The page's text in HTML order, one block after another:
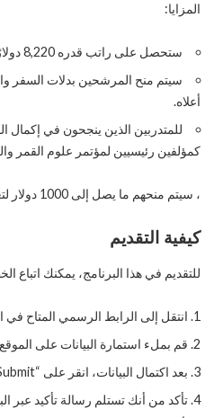
المزايا:
ستحصل على راتب قدره 8,220 دولارًا خلال فترة البرنامج.
سيتم منح المرشحين بدلات السفر
أعلاه.
للمتدربين الذين ينجحون في إكمال
كمؤلفين رئيسيين لمؤتمر علوم القمر
، سيتم منحهم ما يصل إلى 1000 دولار لتغطية نفقات السفر.
كيفية التقديم
للتقديم في هذا البرنامج، يمكنك اتباع
انتقل إلى الرابط الرسمي المتاح في
قم بملء استمارة البيانات على
بعد اكتمال البيانات، انقر على “Submit” لتقديم طلبك.
تأكد من أنك تستلم رسالة تأكيد عبر